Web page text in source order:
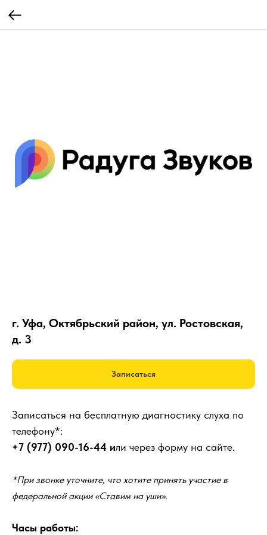
г. Уфа, Октябрьский район, ул. Ростовская,
д. 3
Записаться
Записаться на бесплатную диагностику слуха по
телефону*:
+7 (977) 090-16-44 или через форму на сайте.
*При звонке уточните, что хотите принять участие в
федеральной акции «Ставим на уши».
Часы работы: